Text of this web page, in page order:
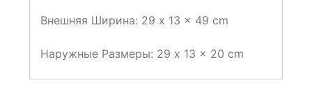
Внешняя Ширина: 29 x 13 x 49 cm
Наружные Размеры: 29 x 13 x 20 cm